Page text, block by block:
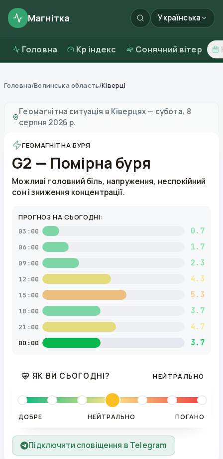
Магнітка Українська
Головна Kp індекс Сонячний вітер
Головна/Волинська область/Ківерці
Геомагнітна ситуація в Ківерцях— субота, 8
серпня 2026 р.
ГЕОМАГНІТНА БУРЯ
G2 — Помірна буря
Можливі головний біль, напруження, неспокійний
сон і зниження концентрації.
ПРОГНОЗ НА СЬОГОДНІ:
03:00 0.7
06:00 1.7
09:00 2.3
12:00 4.3
15:00 5.3
18:00 3.7
21:00 4.7
00:00 3.7
ЯК ВИ СЬОГОДНІ? НЕЙТРАЛЬНО
ДОБРЕ НЕЙТРАЛЬНО ПОГАНО
Підключити сповіщення в Telegram